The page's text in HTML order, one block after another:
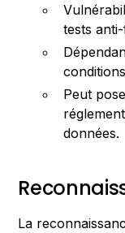
tests
Peut
données.
La